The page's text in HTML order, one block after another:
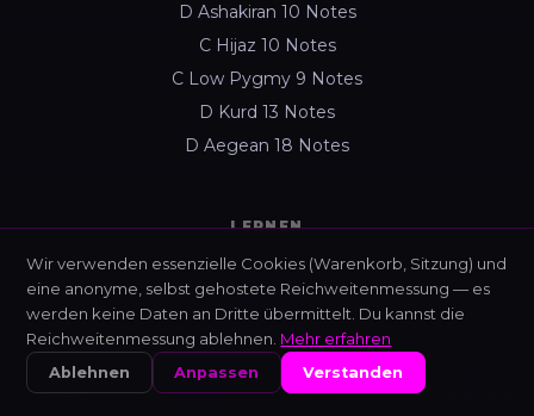
START SHOP NIXIS WARENKORB
D Ashakiran 10 Notes
C Hijaz 10 Notes
C Low Pygmy 9 Notes
D Kurd 13 Notes
D Aegean 18 Notes
LERNEN
Nixis — Interaktiver Tester
Lernplattform
Alle Ratgeber
440 Hz vs 432 Hz
Wir verwenden essenzielle Cookies (Warenkorb, Sitzung) und
eine anonyme, selbst gehostete Reichweitenmessung — es
werden keine Daten an Dritte übermittelt. Du kannst die
Reichweitenmessung ablehnen. Mehr erfahren
Ablehnen Anpassen Verstanden